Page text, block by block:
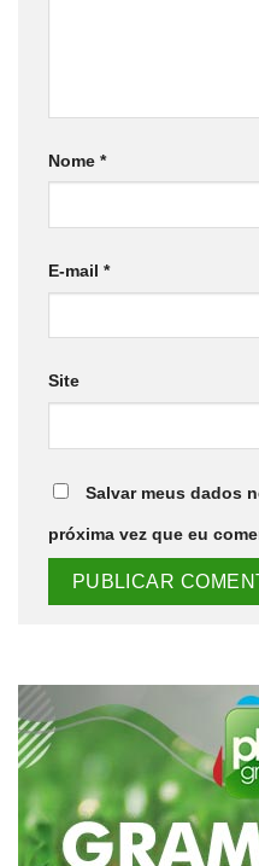
Nome *
E-mail *
Site
Salvar meus dados
próxima vez que eu